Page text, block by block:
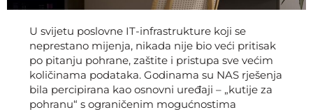
U svijetu poslovne IT-infrastrukture koji se
neprestano mijenja, nikada nije bio veći pritisak
po pitanju pohrane, zaštite i pristupa sve većim
količinama podataka. Godinama su NAS rješenja
bila percipirana kao osnovni uređaji – „kutije za
pohranu“ s ograničenim mogućnostima